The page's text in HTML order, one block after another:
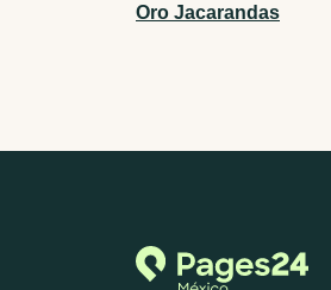
Oro Jacarandas